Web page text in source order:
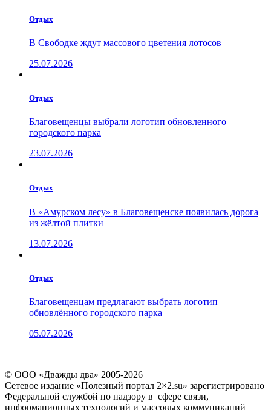
Отдых
В Свободке ждут массового цветения лотосов
25.07.2026
Отдых
Благовещенцы выбрали логотип обновленного
городского парка
23.07.2026
Отдых
В «Амурском лесу» в Благовещенске появилась дорога
из жёлтой плитки
13.07.2026
Отдых
Благовещенцам предлагают выбрать логотип
обновлённого городского парка
05.07.2026
© ООО «Дважды два» 2005-2026
Сетевое издание «Полезный портал 2×2.su» зарегистрировано
Федеральной службой по надзору в сфере связи,
информационных технологий и массовых коммуникаций